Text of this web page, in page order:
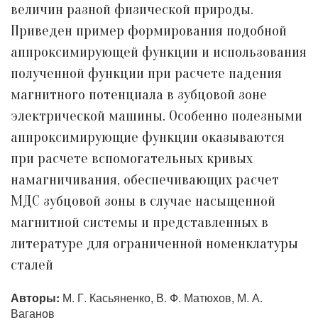
величин разной физической природы.
Приведен пример формирования подобной
аппроксимирующей функции и использования
полученной функции при расчете падения
магнитного потенциала в зубцовой зоне
электрической машины. Особенно полезными
аппроксимирующие функции оказываются
при расчете вспомогательных кривых
намагничивания, обеспечивающих расчет
МДС зубцовой зоны в случае насыщенной
магнитной системы и представленных в
литературе для ограниченной номенклатуры
сталей
Авторы: М. Г. Касьяненко, В. Ф. Матюхов, М. А.
Ваганов